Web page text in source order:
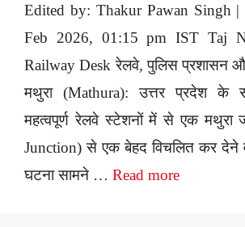
Edited by: Thakur Pawan Singh |
Feb 2026, 01:15 pm IST Taj
Railway Desk रेलवे, पुलिस प्रशासन और
मथुरा (Mathura): उत्तर प्रदेश
महत्वपूर्ण रेलवे स्टेशनों में से एक मथुरा
Junction) से एक बेहद विचलित कर देने
घटना सामने … Read more